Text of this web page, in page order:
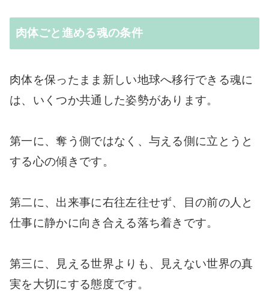
肉体ごと進める魂の条件
肉体を保ったまま新しい地球へ移行できる魂に
は、いくつか共通した姿勢があります。
第一に、奪う側ではなく、与える側に立とうと
する心の傾きです。
第二に、出来事に右往左往せず、目の前の人と
仕事に静かに向き合える落ち着きです。
第三に、見える世界よりも、見えない世界の真
実を大切にする態度です。